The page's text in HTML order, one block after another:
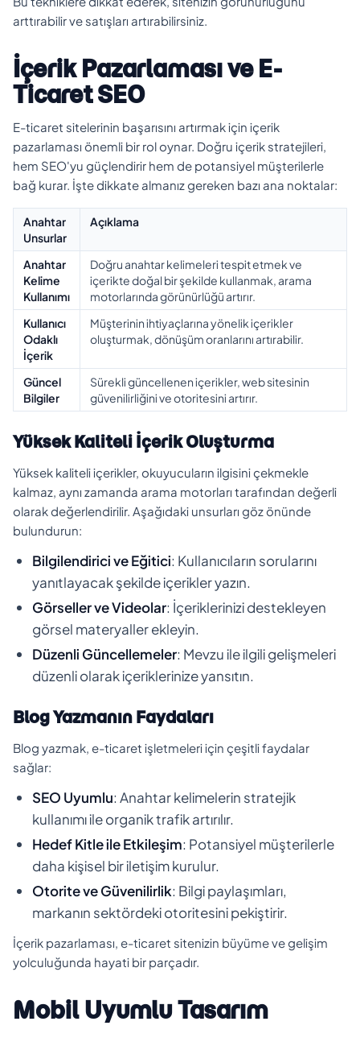
arttırabilir ve satışları artırabilirsiniz.
İçerik Pazarlaması ve E-
Ticaret SEO
E-ticaret sitelerinin başarısını artırmak için içerik
pazarlaması önemli bir rol oynar. Doğru içerik stratejileri,
hem SEO'yu güçlendirir hem de potansiyel müşterilerle
bağ kurar. İşte dikkate almanız gereken bazı ana noktalar:
Anahtar
Unsurlar
Açıklama
Anahtar
Kelime
Kullanımı
Doğru anahtar kelimeleri tespit etmek ve
içerikte doğal bir şekilde kullanmak, arama
motorlarında görünürlüğü artırır.
Kullanıcı
Odaklı
İçerik
Müşterinin ihtiyaçlarına yönelik içerikler
oluşturmak, dönüşüm oranlarını artırabilir.
Güncel
Bilgiler
Sürekli güncellenen içerikler, web sitesinin
güvenilirliğini ve otoritesini artırır.
Yüksek Kaliteli İçerik Oluşturma
Yüksek kaliteli içerikler, okuyucuların ilgisini çekmekle
kalmaz, aynı zamanda arama motorları tarafından değerli
olarak değerlendirilir. Aşağıdaki unsurları göz önünde
bulundurun:
Bilgilendirici ve Eğitici: Kullanıcıların sorularını
yanıtlayacak şekilde içerikler yazın.
Görseller ve Videolar: İçeriklerinizi destekleyen
görsel materyaller ekleyin.
Düzenli Güncellemeler: Mevzu ile ilgili gelişmeleri
düzenli olarak içeriklerinize yansıtın.
Blog Yazmanın Faydaları
Blog yazmak, e-ticaret işletmeleri için çeşitli faydalar
sağlar:
SEO Uyumlu: Anahtar kelimelerin stratejik
kullanımı ile organik trafik artırılır.
Hedef Kitle ile Etkileşim: Potansiyel müşterilerle
daha kişisel bir iletişim kurulur.
Otorite ve Güvenilirlik: Bilgi paylaşımları,
markanın sektördeki otoritesini pekiştirir.
İçerik pazarlaması, e-ticaret sitenizin büyüme ve gelişim
yolculuğunda hayati bir parçadır.
Mobil Uyumlu Tasarım